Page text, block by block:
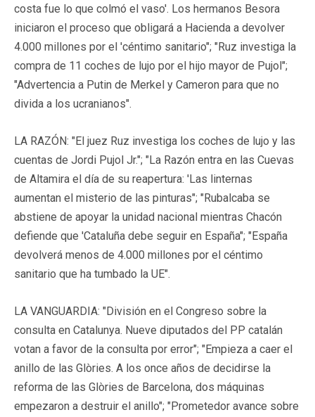
costa fue lo que colmó el vaso'. Los hermanos Besora
iniciaron el proceso que obligará a Hacienda a devolver
4.000 millones por el 'céntimo sanitario"; "Ruz investiga la
compra de 11 coches de lujo por el hijo mayor de Pujol";
"Advertencia a Putin de Merkel y Cameron para que no
divida a los ucranianos".
LA RAZÓN: "El juez Ruz investiga los coches de lujo y las
cuentas de Jordi Pujol Jr."; "La Razón entra en las Cuevas
de Altamira el día de su reapertura: 'Las linternas
aumentan el misterio de las pinturas"; "Rubalcaba se
abstiene de apoyar la unidad nacional mientras Chacón
defiende que 'Cataluña debe seguir en España"; "España
devolverá menos de 4.000 millones por el céntimo
sanitario que ha tumbado la UE".
LA VANGUARDIA: "División en el Congreso sobre la
consulta en Catalunya. Nueve diputados del PP catalán
votan a favor de la consulta por error"; "Empieza a caer el
anillo de las Glòries. A los once años de decidirse la
reforma de las Glòries de Barcelona, dos máquinas
empezaron a destruir el anillo"; "Prometedor avance sobre